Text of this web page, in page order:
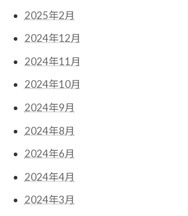
2025年2月
2024年12月
2024年11月
2024年10月
2024年9月
2024年8月
2024年6月
2024年4月
2024年3月